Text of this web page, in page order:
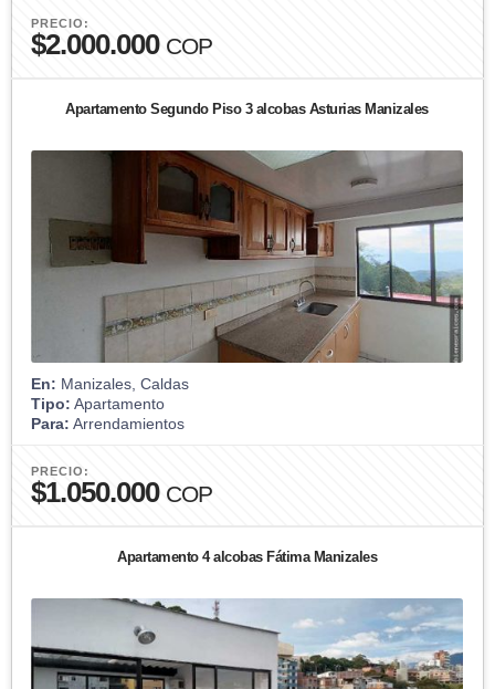
PRECIO:
$2.000.000 COP
Apartamento Segundo Piso 3 alcobas Asturias Manizales
En: Manizales, Caldas
Tipo: Apartamento
Para: Arrendamientos
PRECIO:
$1.050.000 COP
Apartamento 4 alcobas Fátima Manizales